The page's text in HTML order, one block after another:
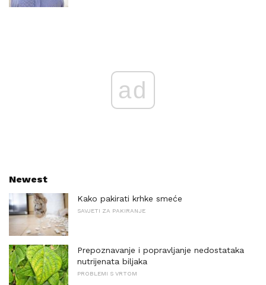
ad
Newest
Kako pakirati krhke smeće
SAVJETI ZA PAKIRANJE
Prepoznavanje i popravljanje nedostataka
nutrijenata biljaka
PROBLEMI S VRTOM